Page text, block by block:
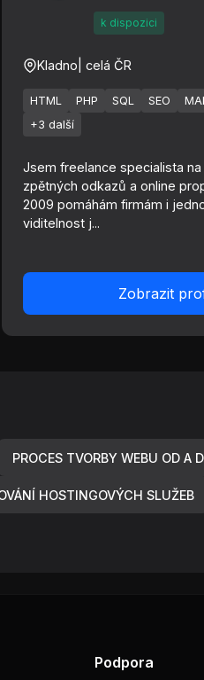
k dispozici
Kladno | celá ČR
HTML PHP SQL SEO
+3 další
Jsem freelance specialista na
zpětných odkazů a online
2009 pomáhám firmám i
viditelnost j...
Zobrazit
PROCES TVORBY WEBU OD A
HOSTINGOVÝCH SLUŽEB
Podpora